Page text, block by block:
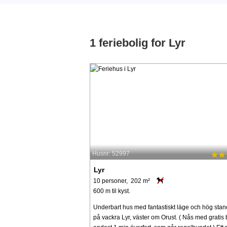
1 feriebolig for Lyr
Husnr: 52997
Lyr
10 personer, 202 m²
600 m til kyst.
Underbart hus med fantastiskt läge och hög
på vackra Lyr, väster om Orust. ( Nås med gratis